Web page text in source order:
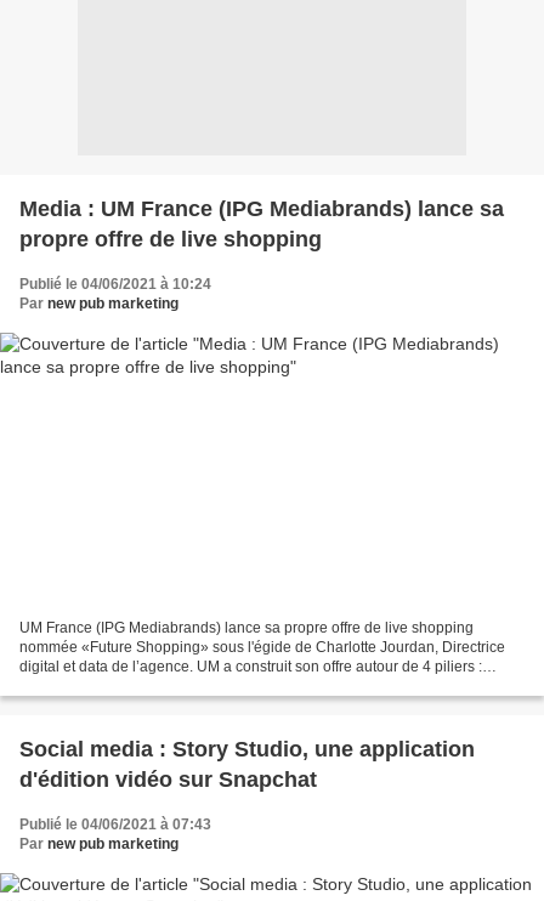
Media : UM France (IPG Mediabrands) lance sa
propre offre de live shopping
Publié le 04/06/2021 à 10:24
Par new pub marketing
UM France (IPG Mediabrands) lance sa propre offre de live shopping
nommée «Future Shopping» sous l'égide de Charlotte Jourdan, Directrice
digital et data de l’agence. UM a construit son offre autour de 4 piliers :
Social media : Story Studio, une application
d'édition vidéo sur Snapchat
Publié le 04/06/2021 à 07:43
Par new pub marketing